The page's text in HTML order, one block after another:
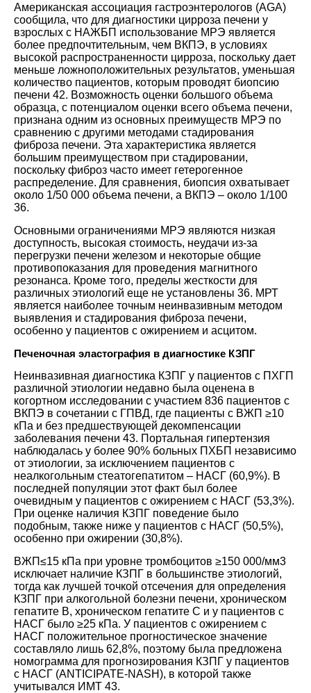
Американская ассоциация гастроэнтерологов (AGA)
сообщила, что для диагностики цирроза печени у
взрослых с НАЖБП использование МРЭ является
более предпочтительным, чем ВКПЭ, в условиях
высокой распространенности цирроза, поскольку дает
меньше ложноположительных результатов, уменьшая
количество пациентов, которым проводят биопсию
печени 42. Возможность оценки большого объема
образца, с потенциалом оценки всего объема печени,
признана одним из основных преимуществ МРЭ по
сравнению с другими методами стадирования
фиброза печени. Эта характеристика является
большим преимуществом при стадировании,
поскольку фиброз часто имеет гетерогенное
распределение. Для сравнения, биопсия охватывает
около 1/50 000 объема печени, а ВКПЭ – около 1/100
36.
Основными ограничениями МРЭ являются низкая
доступность, высокая стоимость, неудачи из-за
перегрузки печени железом и некоторые общие
противопоказания для проведения магнитного
резонанса. Кроме того, пределы жесткости для
различных этиологий еще не установлены 36. МРТ
является наиболее точным неинвазивным методом
выявления и стадирования фиброза печени,
особенно у пациентов с ожирением и асцитом.
Печеночная эластография в диагностике КЗПГ
Неинвазивная диагностика КЗПГ у пациентов с ПХГП
различной этиологии недавно была оценена в
когортном исследовании с участием 836 пациентов с
ВКПЭ в сочетании с ГПВД, где пациенты с ВЖП ≥10
кПа и без предшествующей декомпенсации
заболевания печени 43. Портальная гипертензия
наблюдалась у более 90% больных ПХБП независимо
от этиологии, за исключением пациентов с
неалкогольным стеатогепатитом – НАСГ (60,9%). В
последней популяции этот факт был более
очевидным у пациентов с ожирением с НАСГ (53,3%).
При оценке наличия КЗПГ поведение было
подобным, также ниже у пациентов с НАСГ (50,5%),
особенно при ожирении (30,8%).
ВЖП≤15 кПа при уровне тромбоцитов ≥150 000/мм3
исключает наличие КЗПГ в большинстве этиологий,
тогда как лучшей точкой отсечения для определения
КЗПГ при алкогольной болезни печени, хроническом
гепатите В, хроническом гепатите С и у пациентов с
НАСГ было ≥25 кПа. У пациентов с ожирением с
НАСГ положительное прогностическое значение
составляло лишь 62,8%, поэтому была предложена
номограмма для прогнозирования КЗПГ у пациентов
с НАСГ (ANTICIPATE-NASH), в которой также
учитывался ИМТ 43.